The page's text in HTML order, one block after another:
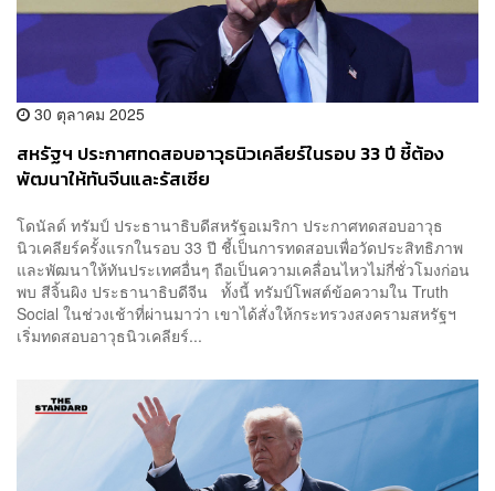
30 ตุลาคม 2025
สหรัฐฯ ประกาศทดสอบอาวุธนิวเคลียร์ในรอบ 33 ปี ชี้ต้อง
พัฒนาให้ทันจีนและรัสเซีย
โดนัลด์ ทรัมป์ ประธานาธิบดีสหรัฐอเมริกา ประกาศทดสอบอาวุธ
นิวเคลียร์ครั้งแรกในรอบ 33 ปี ชี้เป็นการทดสอบเพื่อวัดประสิทธิภาพ
และพัฒนาให้ทันประเทศอื่นๆ ถือเป็นความเคลื่อนไหวไม่กี่ชั่วโมงก่อน
พบ สีจิ้นผิง ประธานาธิบดีจีน ทั้งนี้ ทรัมป์โพสต์ข้อความใน Truth
Social ในช่วงเช้าที่ผ่านมาว่า เขาได้สั่งให้กระทรวงสงครามสหรัฐฯ
เริ่มทดสอบอาวุธนิวเคลียร์...